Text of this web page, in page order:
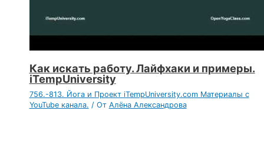
Как искать работу. Лайфхаки и примеры.
iTempUniversity
756.-813. Йога и Проект iTempUniversity.com Материалы с
YouTube канала. / От Алёна Александрова